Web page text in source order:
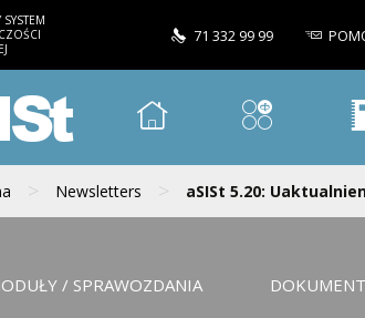
71 332 99 99
> Newsletters > aSISt 5.20:
/ SPRAWOZDANIA